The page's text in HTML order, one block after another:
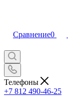
Сравнение0
Телефоны
+7 812 490-46-25